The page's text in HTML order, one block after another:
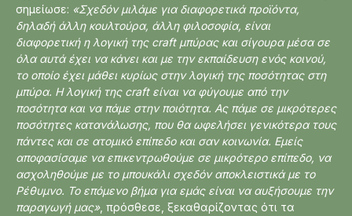
σημείωσε: «Σχεδόν μιλάμε για διαφορετικά προϊόντα,
δηλαδή άλλη κουλτούρα, άλλη φιλοσοφία, είναι
διαφορετική η λογική της craft μπύρας και σίγουρα μέσα σε
όλα αυτά έχει να κάνει και με την εκπαίδευση ενός κοινού,
το οποίο έχει μάθει κυρίως στην λογική της ποσότητας στη
μπύρα. Η λογική της craft είναι να φύγουμε από την
ποσότητα και να πάμε στην ποιότητα. Ας πάμε σε μικρότερες
ποσότητες κατανάλωσης, που θα ωφελήσει γενικότερα τους
πάντες και σε ατομικό επίπεδο και σαν κοινωνία. Εμείς
αποφασίσαμε να επικεντρωθούμε σε μικρότερο επίπεδο, να
ασχοληθούμε με το μπουκάλι σχεδόν αποκλειστικά με το
Ρέθυμνο. Το επόμενο βήμα για εμάς είναι να αυξήσουμε την
παραγωγή μας», πρόσθεσε, ξεκαθαρίζοντας ότι τα